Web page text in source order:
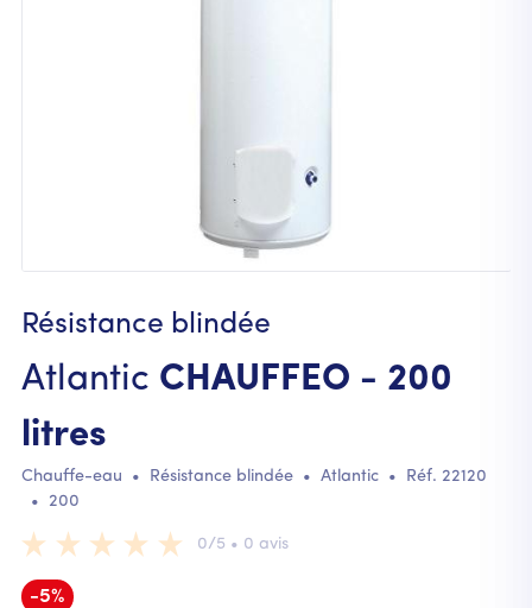
Résistance blindée
Atlantic CHAUFFEO - 200
litres
Chauffe-eau • Résistance blindée• Atlantic• Réf. 22120
• 200
0/5 • 0 avis
-5%